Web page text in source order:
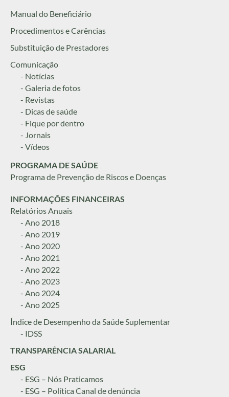
Manual do Beneficiário
Procedimentos e Carências
Substituição de Prestadores
Comunicação
- Notícias
- Galeria de fotos
- Revistas
- Dicas de saúde
- Fique por dentro
- Jornais
- Vídeos
PROGRAMA DE SAÚDE
Programa de Prevenção de Riscos e Doenças
INFORMAÇÕES FINANCEIRAS
Relatórios Anuais
- Ano 2018
- Ano 2019
- Ano 2020
- Ano 2021
- Ano 2022
- Ano 2023
- Ano 2024
- Ano 2025
Índice de Desempenho da Saúde Suplementar
- IDSS
TRANSPARÊNCIA SALARIAL
ESG
- ESG – Nós Praticamos
- ESG – Política Canal de denúncia